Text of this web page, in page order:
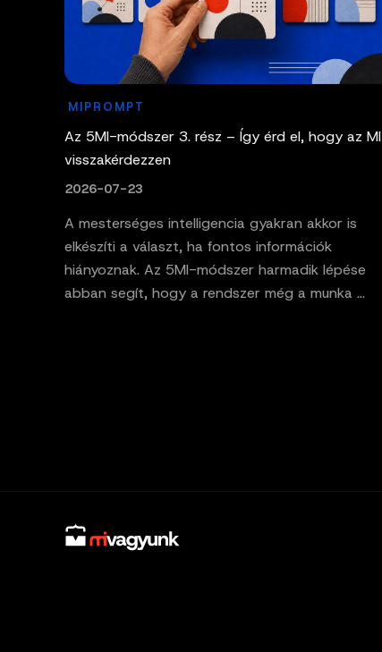
MIPROMPT
Az 5MI-módszer 3. rész – Így érd el, hogy az MI
visszakérdezzen
2026-07-23
A mesterséges intelligencia gyakran akkor is
elkészíti a választ, ha fontos információk
hiányoznak. Az 5MI-módszer harmadik lépése
abban segít, hogy a rendszer még a munka ...